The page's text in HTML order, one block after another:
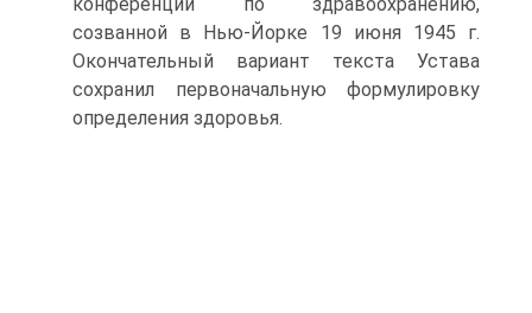
созванной в Нью-Йорке 19 июня 1945 г.
Окончательный вариант текста Устава
сохранил первоначальную формулировку
определения здоровья.